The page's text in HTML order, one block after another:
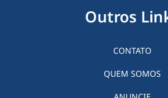
Outros
CONTATO
QUEM SOMOS